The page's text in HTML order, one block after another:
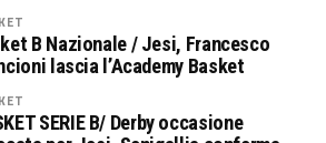
B Nazionale / Jesi, Francesco
lascia l’Academy Basket
SERIE B/ Derby occasione